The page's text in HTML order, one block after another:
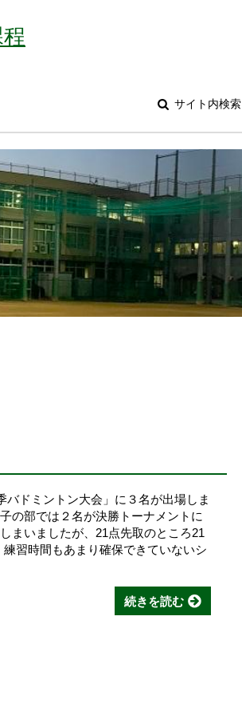
サイト内検索
ドミントン大会」に３名が出場しま
の部では２名が決勝トーナメントに
まいましたが、21点先取のところ21
習時間もあまり確保できていないシ
続きを読む